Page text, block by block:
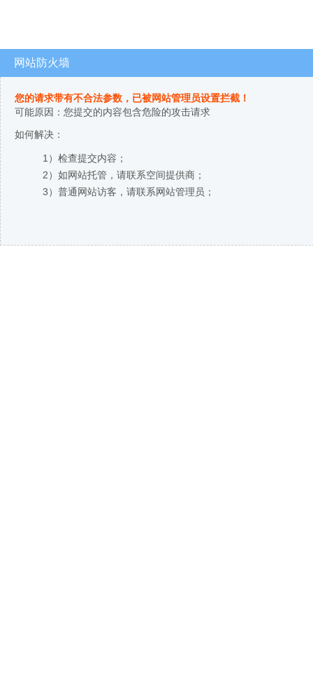
网站防火墙
您的请求带有不合法参数，已被网站管理员设置拦截！
可能原因：您提交的内容包含危险的攻击请求
如何解决：
1）检查提交内容；
2）如网站托管，请联系空间提供商；
3）普通网站访客，请联系网站管理员；